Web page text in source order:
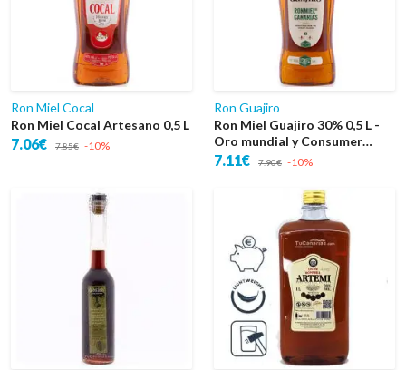
Ron Miel Cocal
Ron Miel Cocal Artesano 0,5 L
7.06€ 7.85€ -10%
Ron Guajiro
Ron Miel Guajiro 30% 0,5 L -
Oro mundial y Consumer
Choice EEUU
7.11€ 7.90€ -10%